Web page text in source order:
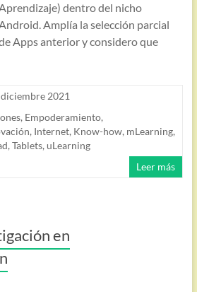
dentro del nicho
Amplía la selección parcial
Apps anterior y considero que
2021
, Empoderamiento,
, Internet, Know-how, mLearning,
, Tablets, uLearning
Leer más
en